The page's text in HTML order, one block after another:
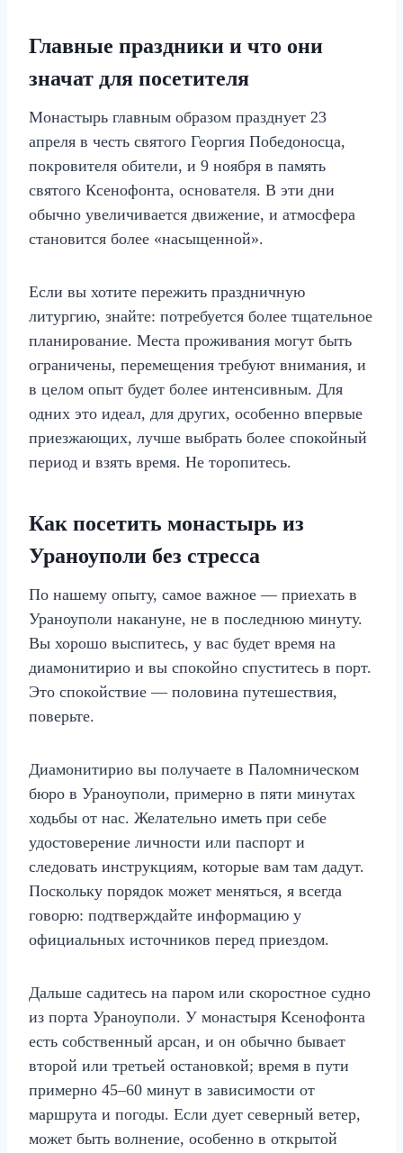
Главные праздники и что они
значат для посетителя
Монастырь главным образом празднует 23
апреля в честь святого Георгия Победоносца,
покровителя обители, и 9 ноября в память
святого Ксенофонта, основателя. В эти дни
обычно увеличивается движение, и атмосфера
становится более «насыщенной».
Если вы хотите пережить праздничную
литургию, знайте: потребуется более тщательное
планирование. Места проживания могут быть
ограничены, перемещения требуют внимания, и
в целом опыт будет более интенсивным. Для
одних это идеал, для других, особенно впервые
приезжающих, лучше выбрать более спокойный
период и взять время. Не торопитесь.
Как посетить монастырь из
Ураноуполи без стресса
По нашему опыту, самое важное — приехать в
Ураноуполи накануне, не в последнюю минуту.
Вы хорошо выспитесь, у вас будет время на
диамонитирио и вы спокойно спуститесь в порт.
Это спокойствие — половина путешествия,
поверьте.
Диамонитирио вы получаете в Паломническом
бюро в Ураноуполи, примерно в пяти минутах
ходьбы от нас. Желательно иметь при себе
удостоверение личности или паспорт и
следовать инструкциям, которые вам там дадут.
Поскольку порядок может меняться, я всегда
говорю: подтверждайте информацию у
официальных источников перед приездом.
Дальше садитесь на паром или скоростное судно
из порта Ураноуполи. У монастыря Ксенофонта
есть собственный арсан, и он обычно бывает
второй или третьей остановкой; время в пути
примерно 45–60 минут в зависимости от
маршрута и погоды. Если дует северный ветер,
может быть волнение, особенно в открытой